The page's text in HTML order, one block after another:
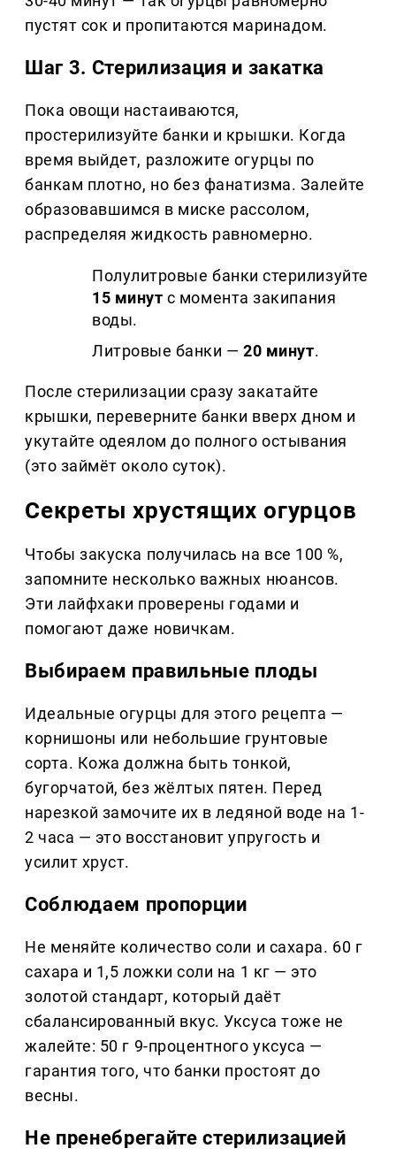
пустят сок и пропитаются маринадом.
Шаг 3. Стерилизация и закатка
Пока овощи настаиваются,
простерилизуйте банки и крышки. Когда
время выйдет, разложите огурцы по
банкам плотно, но без фанатизма. Залейте
образовавшимся в миске рассолом,
распределяя жидкость равномерно.
Полулитровые банки стерилизуйте
15 минут с момента закипания
воды.
Литровые банки —20 минут.
После стерилизации сразу закатайте
крышки, переверните банки вверх дном и
укутайте одеялом до полного остывания
(это займёт около суток).
Секреты хрустящих огурцов
Чтобы закуска получилась на все 100 %,
запомните несколько важных нюансов.
Эти лайфхаки проверены годами и
помогают даже новичкам.
Выбираем правильные плоды
Идеальные огурцы для этого рецепта —
корнишоны или небольшие грунтовые
сорта. Кожа должна быть тонкой,
бугорчатой, без жёлтых пятен. Перед
нарезкой замочите их в ледяной воде на 1-
2 часа — это восстановит упругость и
усилит хруст.
Соблюдаем пропорции
Не меняйте количество соли и сахара. 60 г
сахара и 1,5 ложки соли на 1 кг — это
золотой стандарт, который даёт
сбалансированный вкус. Уксуса тоже не
жалейте: 50 г 9-процентного уксуса —
гарантия того, что банки простоят до
весны.
Не пренебрегайте стерилизацией